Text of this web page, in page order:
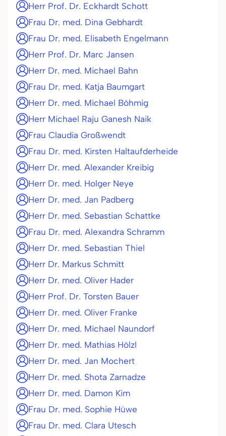
Herr Prof. Dr. Eckhardt Schott
Frau Dr. med. Dina Gebhardt
Frau Dr. med. Elisabeth Engelmann
Herr Prof. Dr. Marc Jansen
Herr Dr. med. Michael Bahn
Frau Dr. med. Katja Baumgart
Herr Dr. med. Michael Böhmig
Herr Michael Raju Ganesh Naik
Frau Claudia Großwendt
Frau Dr. med. Kirsten Haltaufderheide
Herr Dr. med. Alexander Kreibig
Herr Dr. med. Holger Neye
Herr Dr. med. Jan Padberg
Herr Dr. med. Sebastian Schattke
Frau Dr. med. Alexandra Schramm
Herr Dr. med. Sebastian Thiel
Herr Dr. Markus Schmitt
Herr Dr. med. Oliver Hader
Herr Prof. Dr. Torsten Bauer
Herr Dr. med. Oliver Franke
Herr Dr. med. Michael Naundorf
Herr Dr. med. Mathias Hölzl
Herr Dr. med. Jan Mochert
Herr Dr. med. Shota Zarnadze
Herr Dr. med. Damon Kim
Frau Dr. med. Sophie Hüwe
Frau Dr. med. Clara Utesch